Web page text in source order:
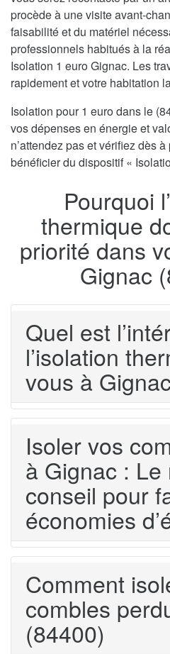
procède à une visite avant-
faisabilité et du matériel
professionnels habitués à la
Isolation 1 euro Gignac. Les
rapidement et votre habitation
Isolation pour 1 euro dans le
vos dépenses en énergie et
n’attendez pas et vérifiez dès
bénéficier du dispositif «
Pourquoi
thermique
priorité dans
Gignac
Quel est
l’isolation
vous à
Isoler vos
à Gignac : Le
conseil pour
économies
Comment
combles
(84400)